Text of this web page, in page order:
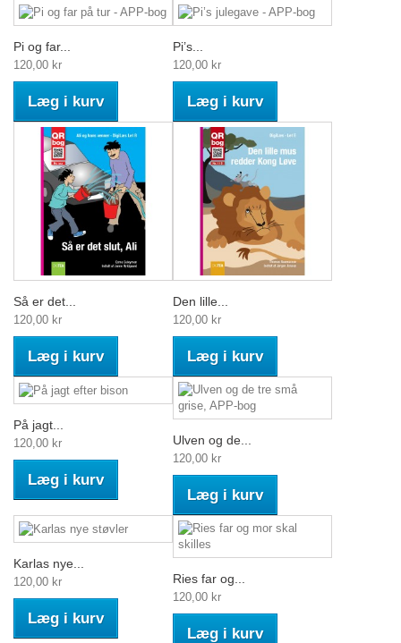
Pi og far...
120,00 kr
Læg i kurv
Pi’s...
120,00 kr
Læg i kurv
Så er det...
120,00 kr
Læg i kurv
Den lille...
120,00 kr
Læg i kurv
På jagt...
120,00 kr
Læg i kurv
Ulven og de...
120,00 kr
Læg i kurv
Karlas nye...
120,00 kr
Læg i kurv
Ries far og...
120,00 kr
Læg i kurv